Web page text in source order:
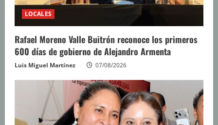
LOCALES
Rafael Moreno Valle Buitrón reconoce los primeros
600 días de gobierno de Alejandro Armenta
Luis Miguel Martínez 07/08/2026